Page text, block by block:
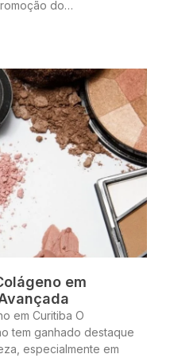
do…
em
em Curitiba O
tem ganhado destaque
especialmente em